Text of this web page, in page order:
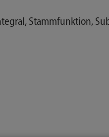
Stammfunktion,